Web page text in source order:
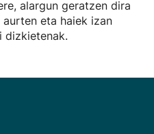
alargun geratzen dira
eta haiek izan
dizkietenak.